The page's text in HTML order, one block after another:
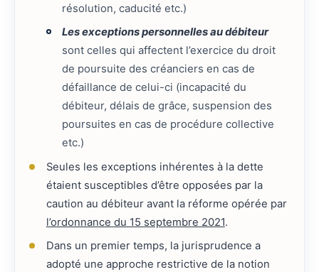
résolution, caducité etc.)
Les exceptions personnelles au débiteur
sont celles qui affectent l’exercice du droit
de poursuite des créanciers en cas de
défaillance de celui-ci (incapacité du
débiteur, délais de grâce, suspension des
poursuites en cas de procédure collective
etc.)
Seules les exceptions inhérentes à la dette
étaient susceptibles d’être opposées par la
caution au débiteur avant la réforme opérée par
l’ordonnance du 15 septembre 2021.
Dans un premier temps, la jurisprudence a
adopté une approche restrictive de la notion